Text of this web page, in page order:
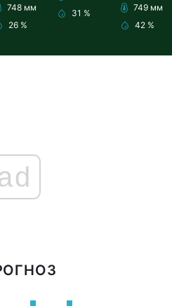
748 мм
26 %
31 %
749 мм
42 %